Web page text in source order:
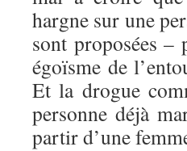
hargne sur une
sont proposées –
égoïsme de
Et la drogue
personne déjà
partir d’une